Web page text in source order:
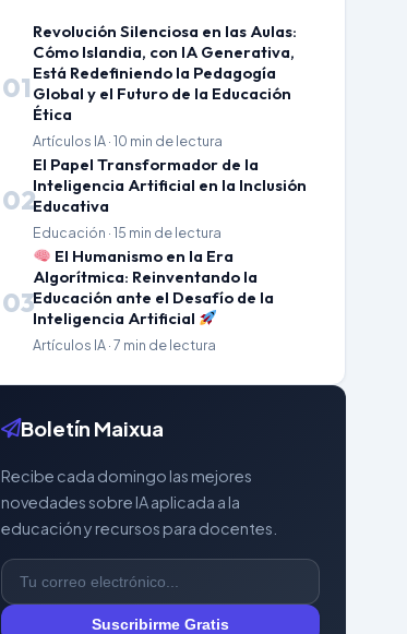
01
Revolución Silenciosa en las Aulas:
Cómo Islandia, con IA Generativa,
Está Redefiniendo la Pedagogía
Global y el Futuro de la Educación
Ética
Artículos IA · 10 min de lectura
02
El Papel Transformador de la
Inteligencia Artificial en la Inclusión
Educativa
Educación · 15 min de lectura
03
El Humanismo en la Era
Algorítmica: Reinventando la
Educación ante el Desafío de la
Inteligencia Artificial
Artículos IA · 7 min de lectura
Boletín Maixua
Recibe cada domingo las mejores
novedades sobre IA aplicada a la
educación y recursos para docentes.
Suscribirme Gratis